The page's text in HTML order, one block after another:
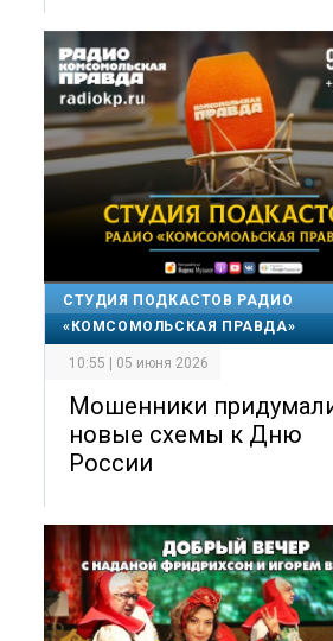
СТУДИЯ ПОДКАСТОВ РАДИО
«КОМСОМОЛЬСКАЯ ПРАВДА»
10:55 | 05 июня 2026
Мошенники
новые схемы к Дню
России